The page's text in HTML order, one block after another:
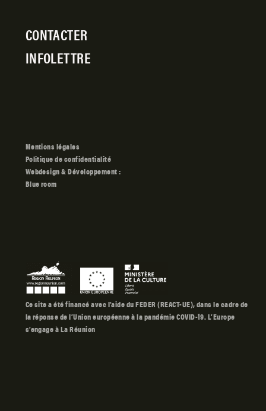
CONTACTER
INFOLETTRE
Mentions légales
Politique de confidentialité
Blue room
Ce site a été financé avec l’aide du FEDER (REACT-UE), dans le cadre de
la réponse de l’Union européenne à la pandémie COVID-19. L’Europe
s’engage à La Réunion